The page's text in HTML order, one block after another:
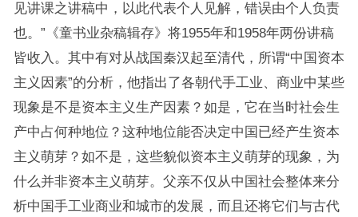
见讲课之讲稿中，以此代表个人见解，错误由个人负责
也。”《童书业杂稿辑存》将1955年和1958年两份讲稿
皆收入。其中有对从战国秦汉起至清代，所谓“中国资本
主义因素”的分析，他指出了各朝代手工业、商业中某些
现象是不是资本主义生产因素？如是，它在当时社会生
产中占何种地位？这种地位能否决定中国已经产生资本
主义萌芽？如不是，这些貌似资本主义萌芽的现象，为
什么并非资本主义萌芽。父亲不仅从中国社会整体来分
析中国手工业商业和城市的发展，而且还将它们与古代